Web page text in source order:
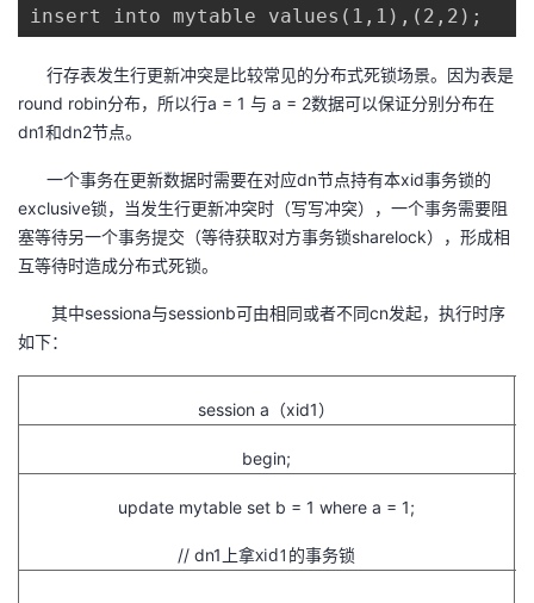
insert into mytable values(1,1),(2,2);
行存表发生行更新冲突是比较常见的分布式死锁场景。 因为表是
round robin分布，所以行a = 1 与 a = 2数据可以保证分别分布在
dn1和dn2节点。
一个事务在更新数据时需要在对应dn节点持有本xid事务锁的
exclusive锁，当发生行更新冲突时（写写冲突），一个事务需要阻
塞等待另一个事务提交（等待获取对方事务锁sharelock），形成相
互等待时造成分布式死锁。
其中sessiona与sessionb可由相同或者不同cn发起，执行时序
如下：
session a（xid1）
begin;
update mytable set b = 1 where a = 1;
// dn1上拿xid1的事务锁